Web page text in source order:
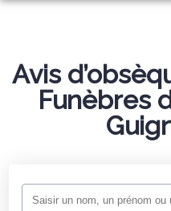
ORGANISER DES
PRÉVOIR SES OBSÈQUES
MONUMENTS FUNÉRAIRES
ESPACES HOMMAGES
PLAQUES OBSÈQUES
Avis
Funèbres